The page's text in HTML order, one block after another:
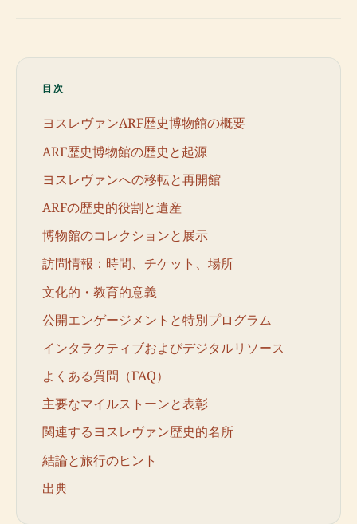
目次
ヨスレヴァンARF歴史博物館の概要
ARF歴史博物館の歴史と起源
ヨスレヴァンへの移転と再開館
ARFの歴史的役割と遺産
博物館のコレクションと展示
訪問情報：時間、チケット、場所
文化的・教育的意義
公開エンゲージメントと特別プログラム
インタラクティブおよびデジタルリソース
よくある質問（FAQ）
主要なマイルストーンと表彰
関連するヨスレヴァン歴史的名所
結論と旅行のヒント
出典